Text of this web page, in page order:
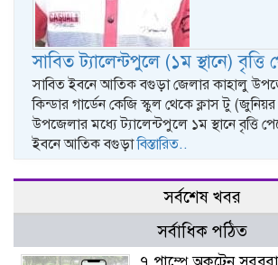
সাবিত ট্যালেন্টপুলে (১ম স্থানে) বৃত্তি
সাবিত ইবনে আতিক বগুড়া জেলার কাহালু
কিন্ডার গার্ডেন কেজি স্কুল থেকে ক্লাস টু
উপজেলার মধ্যে ট্যালেন্টপুলে ১ম স্থানে বৃত্তি
ইবনে আতিক বগুড়াবিস্তারিত..
সর্বশেষ খবর
সর্বাধিক পঠিত